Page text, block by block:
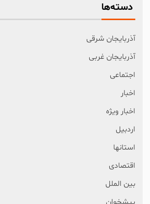
دسته‌ها
آذربایجان شرقی
آذربایجان غربی
اجتماعی
اخبار
اخبار ویژه
اردبیل
استانها
اقتصادی
بین الملل